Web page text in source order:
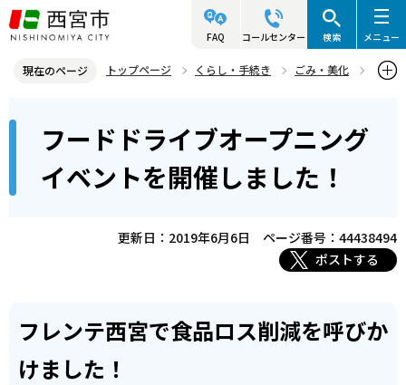
こ
の
ジ
頭
FAQ コールセンター 検索 メニュー
現在のページ トップページ くらし・手続き
ごみ・美化
フードドライブオープニングイベントを開催しました！
フードドライブオープニング
イベントを開催しました！
更新日：2019年6月6日
ページ番号：44438494
ポストする
フレンテ西宮で食品ロス削減を呼びか
けました！